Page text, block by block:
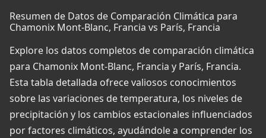
Resumen de Datos de Comparación Climática para
Chamonix Mont-Blanc, Francia vs París, Francia
Explore los datos completos de comparación climática
para Chamonix Mont-Blanc, Francia y París, Francia.
Esta tabla detallada ofrece valiosos conocimientos
sobre las variaciones de temperatura, los niveles de
precipitación y los cambios estacionales influenciados
por factores climáticos, ayudándole a comprender los